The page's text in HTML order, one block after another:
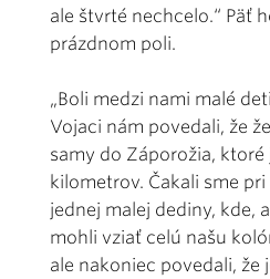
ale štvrté nechcelo.“ Päť
prázdnom poli.
„Boli medzi nami malé
Vojaci nám povedali, že
samy do Záporožia,
kilometrov. Čakali sme
jednej malej dediny, kde,
mohli vziať celú našu
ale nakoniec povedali, že